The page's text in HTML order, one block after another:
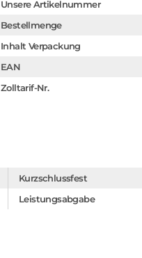
Unsere Artikelnummer
Bestellmenge
Inhalt Verpackung
EAN
Zolltarif-Nr.
Kurzschlussfest
Leistungsabgabe